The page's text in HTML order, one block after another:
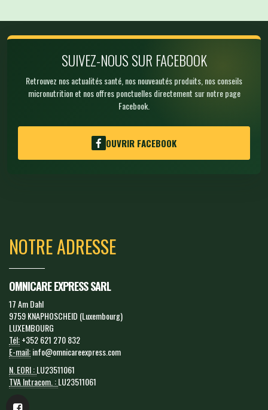
SUIVEZ-NOUS SUR FACEBOOK
Retrouvez nos actualités santé, nos nouveautés produits, nos conseils
micronutrition et nos offres ponctuelles directement sur notre page
Facebook.
OUVRIR FACEBOOK
NOTRE ADRESSE
OMNICARE EXPRESS SARL
17 Am Dahl
9759 KNAPHOSCHEID (Luxembourg)
LUXEMBOURG
Tél:+352 621 270 832
E-mail:info@omnicareexpress.com
N. EORI :LU23511061
TVA Intracom. :LU23511061